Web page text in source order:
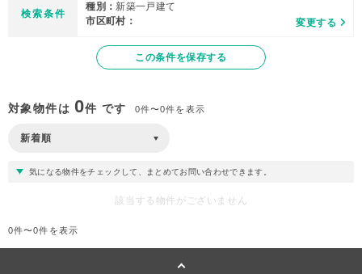
検索条件
種別： 新築一戸建て
市区町村：
変更する
この条件を保存する
対象物件は 0件 です 0件〜0件を表示
気になる物件をチェックして、まとめてお問い合わせできます。
該当する物件がございません
0件〜0件を表示